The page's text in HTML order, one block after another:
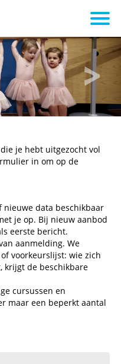
je hebt uitgezocht vol
in om op de
nieuwe data beschikbaar
je op. Bij nieuw aanbod
eerste bericht.
aanmelding. We
voorkeurslijst: wie zich
krijgt de beschikbare
cursussen en
maar een beperkt aantal